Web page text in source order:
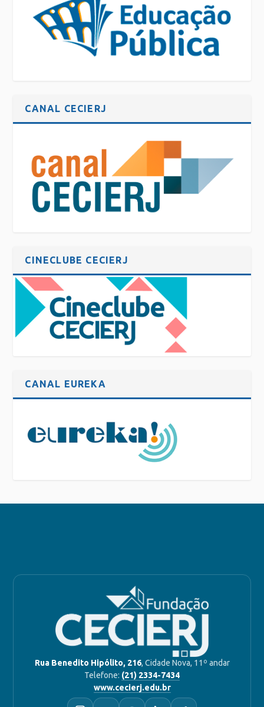
CANAL CECIERJ
CINECLUBE CECIERJ
CANAL EUREKA
Rua Benedito Hipólito, 216, Cidade Nova, 11º andar
Telefone: (21) 2334-7434
www.cecierj.edu.br